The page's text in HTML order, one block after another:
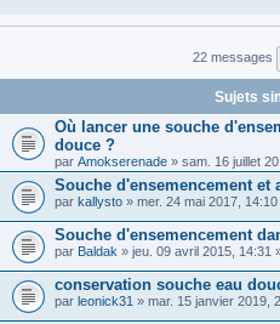
22 messages
Sujets
Où lancer une souche
douce ?
par Amokserenade » sam. 16 juillet
Souche d'ensemencement et
par kallysto » mer. 24 mai 2017,
Souche d'ensemencement
par Baldak » jeu. 09 avril 2015, 14:31
conservation souche eau
par leonick31 » mar. 15 janvier 2019,